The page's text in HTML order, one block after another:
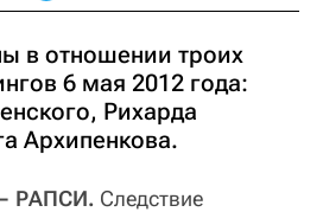
в отношении троих
6 мая 2012 года:
Рихарда
Архипенкова.
РАПСИ. Следствие